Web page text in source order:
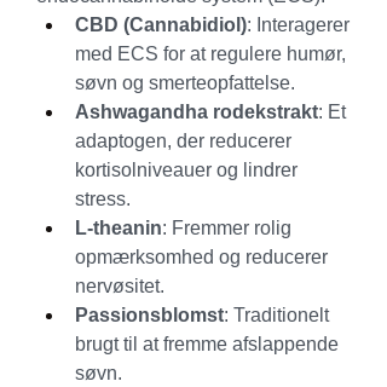
CBD (Cannabidiol): Interagerer
med ECS for at regulere humør,
søvn og smerteopfattelse.
Ashwagandha rodekstrakt: Et
adaptogen, der reducerer
kortisolniveauer og lindrer
stress.
L-theanin: Fremmer rolig
opmærksomhed og reducerer
nervøsitet.
Passionsblomst: Traditionelt
brugt til at fremme afslappende
søvn.